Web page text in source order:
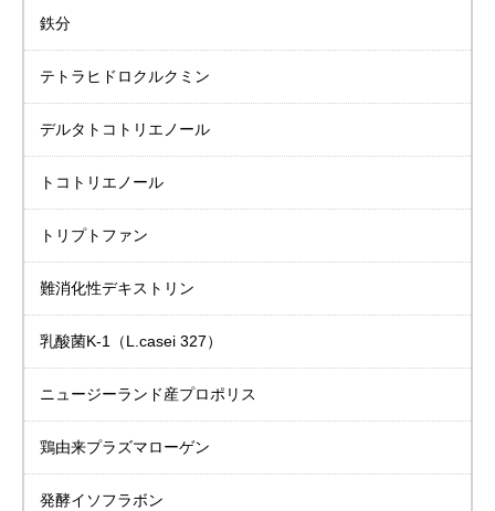
鉄分
テトラヒドロクルクミン
デルタトコトリエノール
トコトリエノール
トリプトファン
難消化性デキストリン
乳酸菌K-1 （L.casei 327）
ニュージーランド産プロポリス
鶏由来プラズマローゲン
発酵イソフラボン